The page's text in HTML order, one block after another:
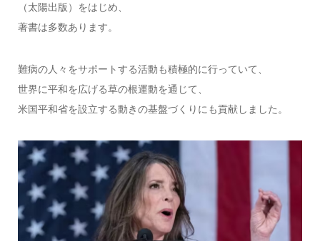
（太陽出版）をはじめ、
著書は多数あります。
難病の人々をサポートする活動も積極的に行っていて、
世界に平和を広げる草の根運動を通じて、
米国平和省を設立する動きの基盤づくりにも貢献しました。